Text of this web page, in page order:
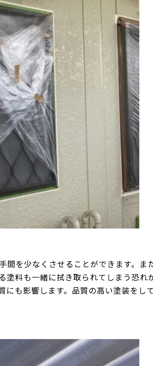
間を少なくさせることができます。ま
塗料も一緒に拭き取られてしまう恐れ
にも影響します。品質の高い塗装をし